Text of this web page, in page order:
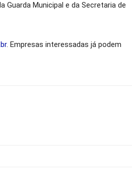
Municipal e da Secretaria de
. Empresas interessadas já podem